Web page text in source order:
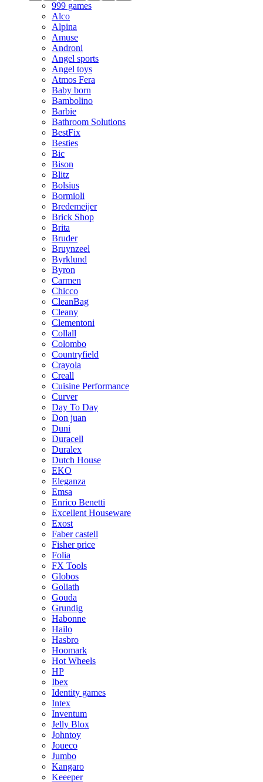
999 games
Alco
Alpina
Amuse
Androni
Angel sports
Angel toys
Atmos Fera
Baby born
Bambolino
Barbie
Bathroom Solutions
BestFix
Besties
Bic
Bison
Blitz
Bolsius
Bormioli
Bredemeijer
Brick Shop
Brita
Bruder
Bruynzeel
Byrklund
Byron
Carmen
Chicco
CleanBag
Cleany
Clementoni
Collall
Colombo
Countryfield
Crayola
Creall
Cuisine Performance
Curver
Day To Day
Don juan
Duni
Duracell
Duralex
Dutch House
EKO
Eleganza
Emsa
Enrico Benetti
Excellent Houseware
Exost
Faber castell
Fisher price
Folia
FX Tools
Globos
Goliath
Gouda
Grundig
Habonne
Hailo
Hasbro
Hoomark
Hot Wheels
HP
Ibex
Identity games
Intex
Inventum
Jelly Blox
Johntoy
Joueco
Jumbo
Kangaro
Keeeper